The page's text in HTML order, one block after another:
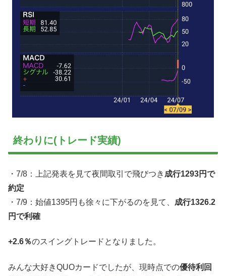
終わりに(トレード実績)
・7/8：上記発表を見て夜間取引で飛びつき 成行1293円で
約定
・7/9：始値1395円も徐々に下がるのを見て、 成行1326.2
円で利確
+2.6％のスイングトレードとなりました。
みんな大好きQUOカードでしたが、現時点での優待利回